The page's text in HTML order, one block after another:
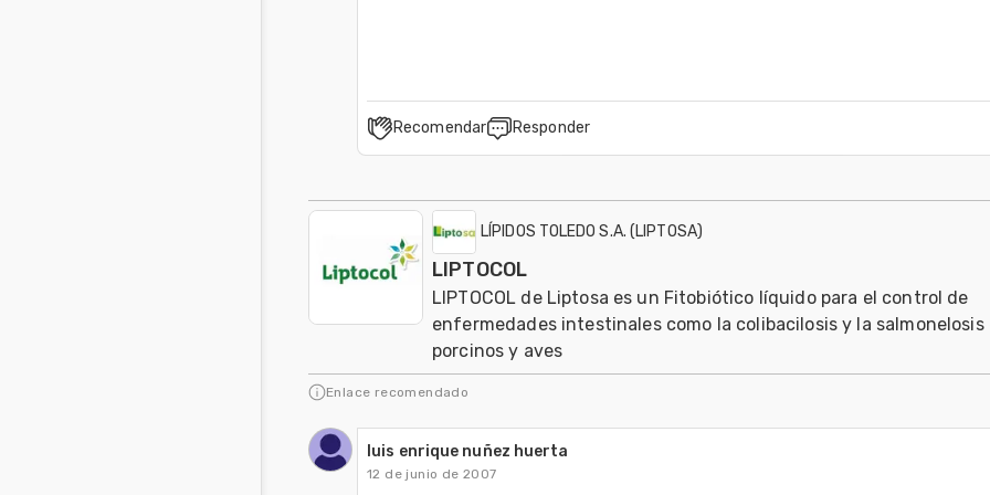
Recomendar Responder
LÍPIDOS TOLEDO S.A. (LIPTOSA)
LIPTOCOL
LIPTOCOL de Liptosa es un Fitobiótico líquido para el control de
enfermedades intestinales como la colibacilosis y la salmonelosis
porcinos y aves
Enlace recomendado
luis enrique nuñez huerta
12 de junio de 2007